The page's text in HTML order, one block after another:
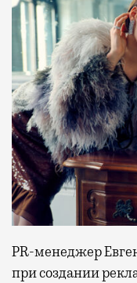
PR-менеджер
при создании